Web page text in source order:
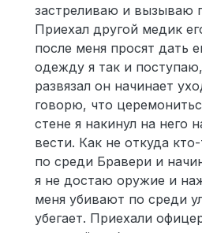
застреливаю и вызываю
Приехал другой медик
после меня просят дать
одежду я так и
развязал он начинает
говорю, что
стене я накинул на него
вести. Как не откуда
по среди Бравери и
я не достаю оружие и
меня убивают по среди
убегает. Приехали